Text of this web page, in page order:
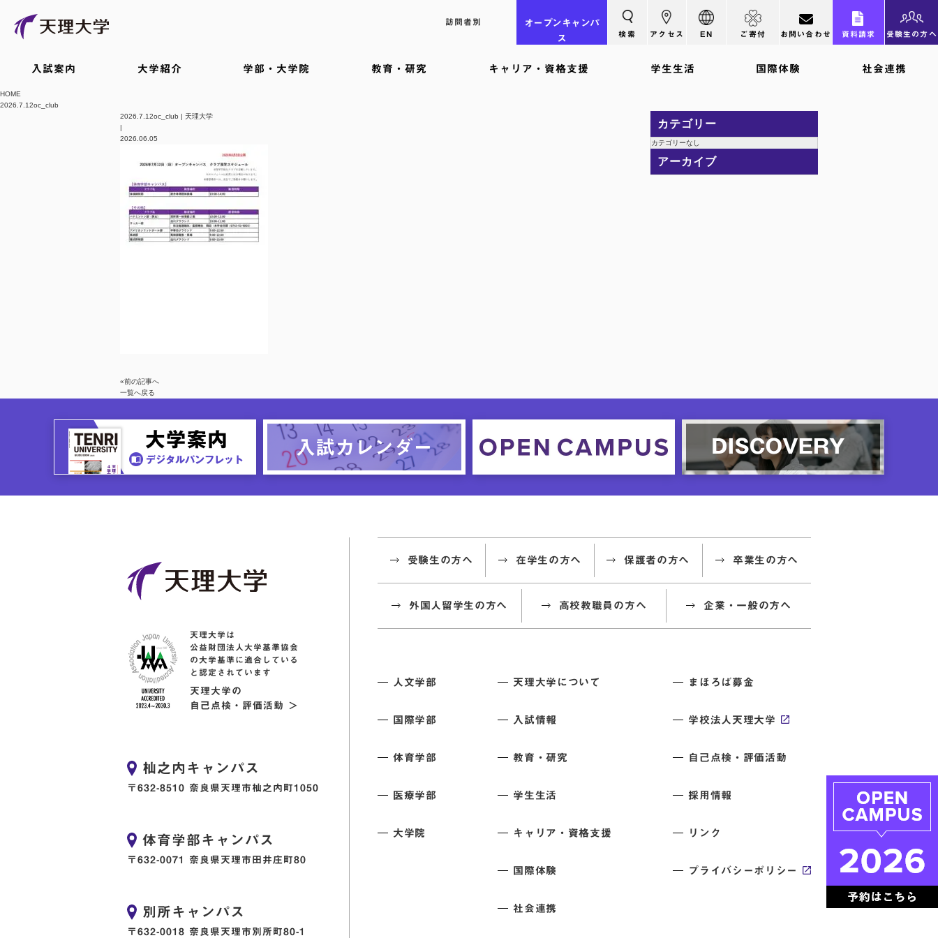
訪問者別 オープン キャンパ
ス
検索 アクセス EN ご寄付 お問い合わせ 資料請求 受験生の方へ
入試案内 大学紹介 学部・大学院 教育・研究 キャリア・資格支援 学生生活 国際体験 社会連携
HOME
2026.7.12oc_club
2026.7.12oc_club | 天理大学
|
2026.06.05
«前の記事へ
一覧へ戻る
カテゴリー
カテゴリーなし
アーカイブ
天理大学は
公益財団法人大学基準協会
の大学基準に適合している
と認定されています
天理大学の
自己点検・評価活動 ＞
杣之内キャンパス
〒632-8510 奈良県天理市杣之内町1050
体育学部キャンパス
〒632-0071 奈良県天理市田井庄町80
別所キャンパス
〒632-0018 奈良県天理市別所町80-1
受験生の方へ 在学生の方へ 保護者の方へ 卒業生の方へ
外国人留学生の方へ 高校教職員の方へ 企業・一般の方へ
人文学部
国際学部
体育学部
医療学部
大学院
天理大学について
入試情報
教育・研究
学生生活
キャリア・資格支援
国際体験
社会連携
まほろば募金
学校法人天理大学
自己点検・評価活動
採用情報
リンク
プライバシーポリシー